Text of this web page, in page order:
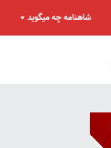
شاهنامه چه میگوید